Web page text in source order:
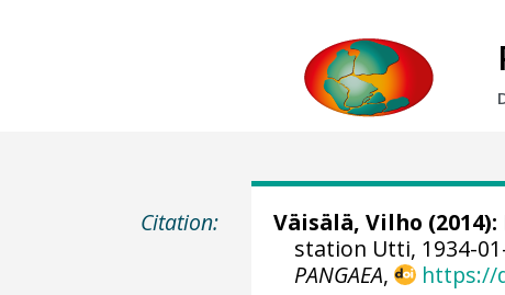
Citation: Väisälä, Vilho (2014):
station Utti, 1934-
PANGAEA, https://